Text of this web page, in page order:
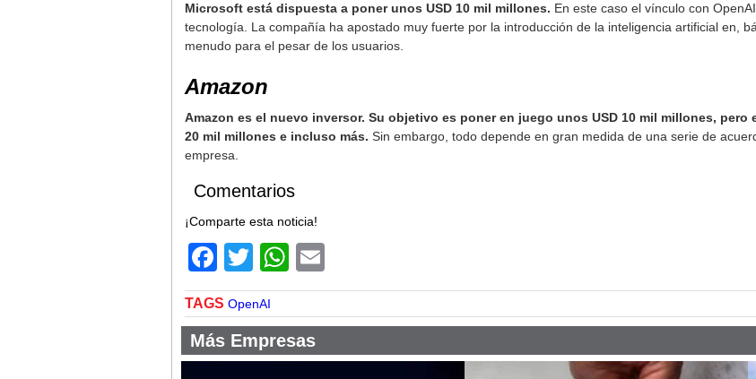
Microsoft está dispuesta a poner unos USD 10 mil millones. En este caso el vínculo con
tecnología. La compañía ha apostado muy fuerte por la introducción de la inteligencia artificial en,
menudo para el pesar de los usuarios.
Amazon
Amazon es el nuevo inversor. Su objetivo es poner en juego unos USD 10 mil millones,
20 mil millones e incluso más. Sin embargo, todo depende en gran medida de una serie de
empresa.
Comentarios
¡Comparte esta noticia!
Facebook
TwitterWhatsApp
TAGS OpenAI
Más Empresas